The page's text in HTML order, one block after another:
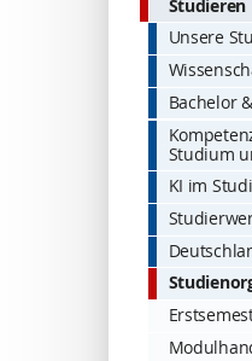
Studieren
Unsere
Bachelor
Studium
KI im